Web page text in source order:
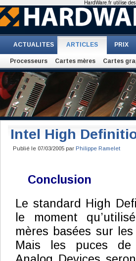
ACTUALITES ARTICLES PRIX
Processeurs Cartes mères Cartes
Intel High
Publié le 07/03/2005 par Philippe Ramelet
Conclusion
Le standard High
le moment
mères basées sur
Mais les puces de
HardWare.fr utilise